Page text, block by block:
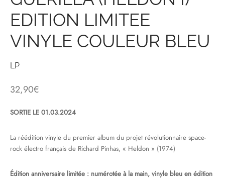
EDITION LIMITEE
VINYLE COULEUR BLEU
LP
32,90€
SORTIE LE 01.03.2024
La réédition vinyle du premier album du projet révolutionnaire space-
rock électro français de Richard Pinhas, « Heldon » (1974)
Édition anniversaire limitée : numérotée à la main, vinyle bleu en édition
HIP-HOP
MUSIQUES IMPROVISEES
DU MONDE
DAY 2025